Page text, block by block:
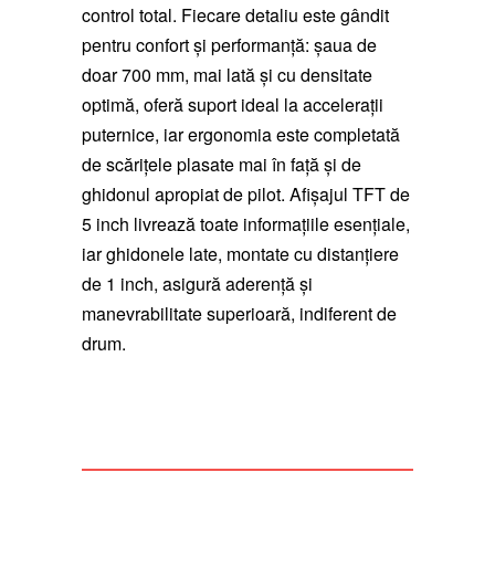
control total. Fiecare detaliu este gândit
pentru confort și performanță: șaua de
doar 700 mm, mai lată și cu densitate
optimă, oferă suport ideal la accelerații
puternice, iar ergonomia este completată
de scărițele plasate mai în față și de
ghidonul apropiat de pilot. Afișajul TFT de
5 inch livrează toate informațiile esențiale,
iar ghidonele late, montate cu distanțiere
de 1 inch, asigură aderență și
manevrabilitate superioară, indiferent de
drum.